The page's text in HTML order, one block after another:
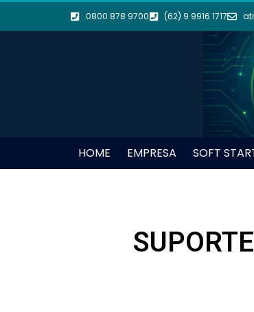
0800 878 9700 (62) 9 9916 1717
HOME EMPRESA SOFT